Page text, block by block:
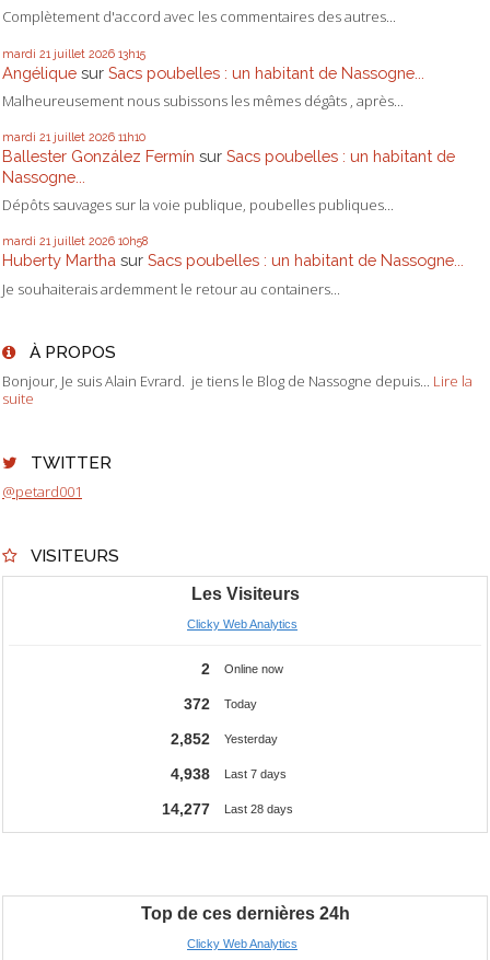
Complètement d'accord avec les commentaires des autres...
mardi 21 juillet 2026 13h15
Angélique sur Sacs poubelles : un habitant de Nassogne...
Malheureusement nous subissons les mêmes dégâts , après...
mardi 21 juillet 2026 11h10
Ballester González Fermín sur Sacs poubelles : un habitant de
Nassogne...
Dépôts sauvages sur la voie publique, poubelles publiques...
mardi 21 juillet 2026 10h58
Huberty Martha sur Sacs poubelles : un habitant de Nassogne...
Je souhaiterais ardemment le retour au containers...
À PROPOS
Bonjour, Je suis Alain Evrard. je tiens le Blog de Nassogne depuis... Lire la
suite
TWITTER
@petard001
VISITEURS